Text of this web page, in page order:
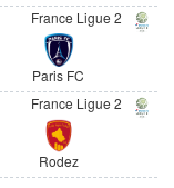
France Ligue 2
Paris FC
France Ligue 2
Rodez